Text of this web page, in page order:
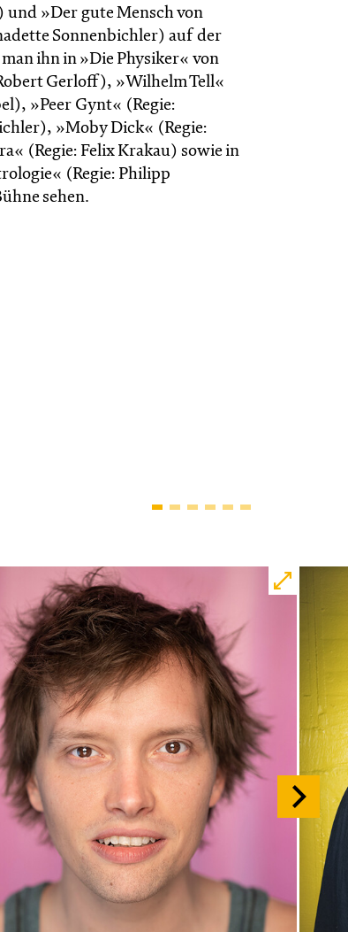
»Der gute Mensch von
Sonnenbichler) auf der
ihn in »Die Physiker« von
Gerloff), »Wilhelm Tell«
»Peer Gynt« (Regie:
»Moby Dick« (Regie:
(Regie: Felix Krakau) sowie in
(Regie: Philipp
sehen.